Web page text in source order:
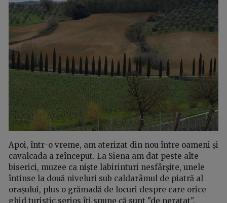
Apoi, într-o vreme, am aterizat din nou între oameni și
cavalcada a reînceput. La Siena am dat peste alte
biserici, muzee ca niște labirinturi nesfârșite, unele
întinse la două niveluri sub caldarâmul de piatră al
orașului, plus o grămadă de locuri despre care orice
ghid turistic serios îți spune că sunt "de neratat".